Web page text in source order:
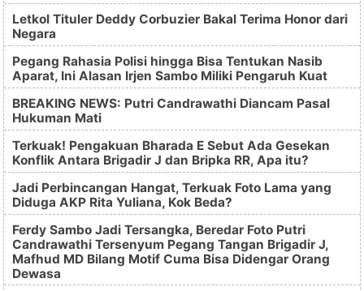
Letkol Tituler Deddy Corbuzier Bakal Terima Honor dari
Negara
Pegang Rahasia Polisi hingga Bisa Tentukan Nasib
Aparat, Ini Alasan Irjen Sambo Miliki Pengaruh Kuat
BREAKING NEWS: Putri Candrawathi Diancam Pasal
Hukuman Mati
Terkuak! Pengakuan Bharada E Sebut Ada Gesekan
Konflik Antara Brigadir J dan Bripka RR, Apa itu?
Jadi Perbincangan Hangat, Terkuak Foto Lama yang
Diduga AKP Rita Yuliana, Kok Beda?
Ferdy Sambo Jadi Tersangka, Beredar Foto Putri
Candrawathi Tersenyum Pegang Tangan Brigadir J,
Mafhud MD Bilang Motif Cuma Bisa Didengar Orang
Dewasa